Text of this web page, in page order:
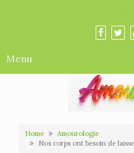
Menu
Home
Amourologie
Nos corps ont besoin de